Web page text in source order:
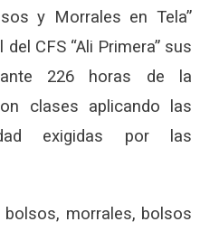
y Morrales en Tela”
CFS “Ali Primera” sus
226 horas de la
clases aplicando las
exigidas por las
morrales, bolsos